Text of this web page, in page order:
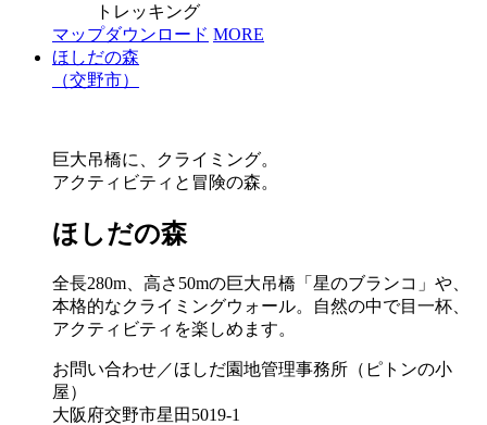
トレッキング
マップダウンロード MORE
ほしだの森
（交野市）
巨大吊橋に、クライミング。
アクティビティと冒険の森。
ほしだの森
全長280m、高さ50mの巨大吊橋「星のブランコ」や、
本格的なクライミングウォール。自然の中で目一杯、
アクティビティを楽しめます。
お問い合わせ／ほしだ園地管理事務所（ピトンの小
屋）
大阪府交野市星田5019-1